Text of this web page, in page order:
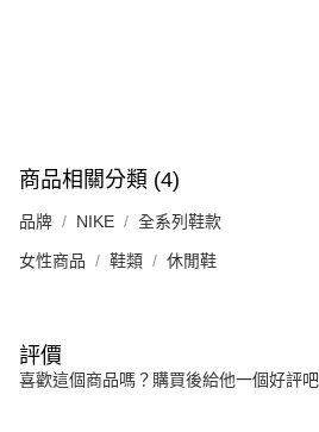
商品相關分類 (4)
品牌 NIKE 全系列鞋款
女性商品 鞋類 休閒鞋
評價
喜歡這個商品嗎？購買後給他一個好評吧